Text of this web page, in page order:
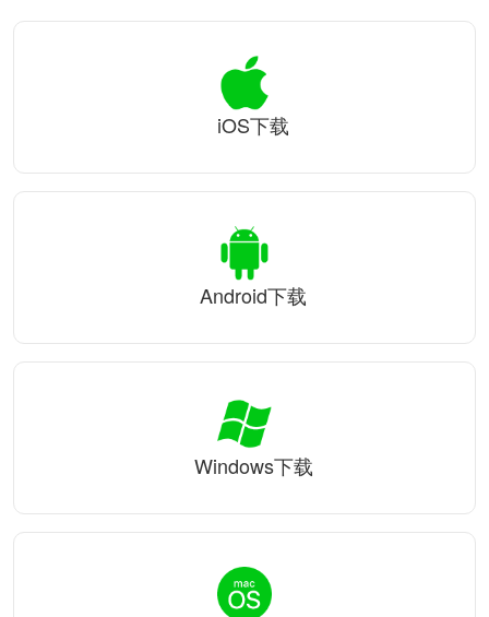
iOS下载
Android下载
Windows下载